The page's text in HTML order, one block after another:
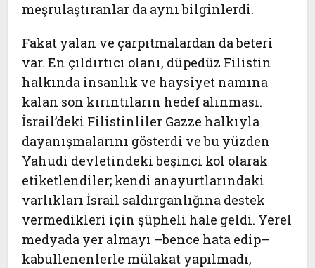
meşrulaştıranlar da aynı bilginlerdi.
Fakat yalan ve çarpıtmalardan da beteri
var. En çıldırtıcı olanı, düpedüz Filistin
halkında insanlık ve haysiyet namına
kalan son kırıntıların hedef alınması.
İsrail’deki Filistinliler Gazze halkıyla
dayanışmalarını gösterdi ve bu yüzden
Yahudi devletindeki beşinci kol olarak
etiketlendiler; kendi anayurtlarındaki
varlıkları İsrail saldırganlığına destek
vermedikleri için şüpheli hale geldi. Yerel
medyada yer almayı –bence hata edip–
kabullenenlerle mülakat yapılmadı,